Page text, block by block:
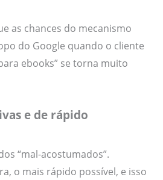
as chances do mecanismo
do Google quando o cliente
ebooks” se torna muito
e de rápido
“mal-acostumados”.
o mais rápido possível, e isso